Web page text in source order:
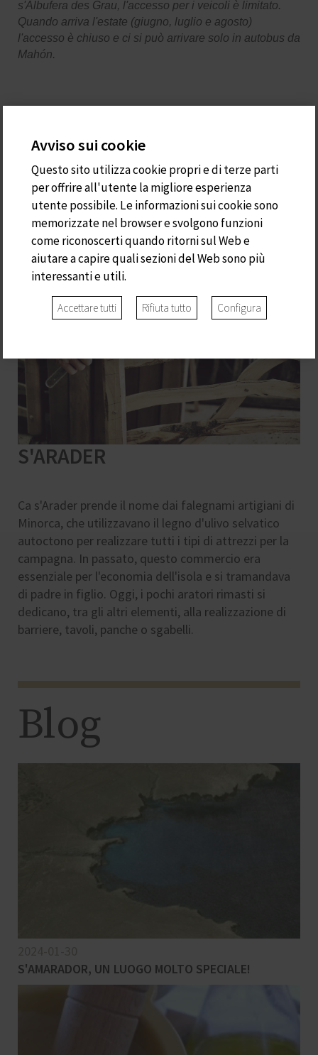
s'Albufera des Grau, l'accesso per i veicoli è limitato.
Quando arriva l'estate (giugno, luglio e agosto)
l'accesso è chiuso e ci si può arrivare solo in autobus da
Mahón.
sarà un piacere spiegarvi come raggiungere questo bel
posto. Vi stiamo aspettando!
S'ARADER
Ca s'Arader prende il nome dai falegnami artigiani di
Minorca, che utilizzavano il legno d'ulivo selvatico
autoctono per realizzare tutti i tipi di attrezzi per la
campagna. In passato, questo commercio era
essenziale per l'economia dell'isola e si tramandava
di padre in figlio. Oggi, i pochi aratori rimasti si
dedicano, tra gli altri elementi, alla realizzazione di
barriere, tavoli, panche o sgabelli.
Blog
S'AMARADOR, UN LUOGO MOLTO SPECIALE!
Avviso sui cookie
Questo sito utilizza cookie propri e di terze parti
per offrire all'utente la migliore esperienza
utente possibile. Le informazioni sui cookie sono
memorizzate nel browser e svolgono funzioni
come riconoscerti quando ritorni sul Web e
aiutare a capire quali sezioni del Web sono più
interessanti e utili.
Accettare tutti Rifiuta tutto Configura